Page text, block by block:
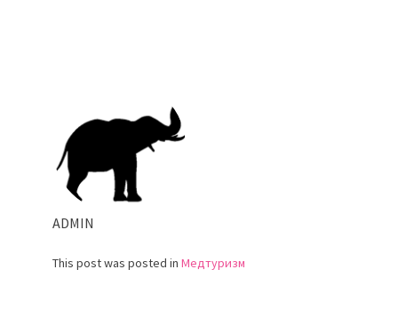
ADMIN
This post was posted in Медтуризм